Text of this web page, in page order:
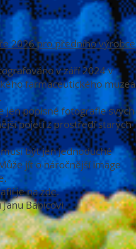
2026 pro předního výrobce
v září 2024 v
farmaceutického muzea
jen popisné fotografie svých
pojetí z prostředí starých
být jen jednoduché
jít o náročnější image
je nazde.
Babicovi.